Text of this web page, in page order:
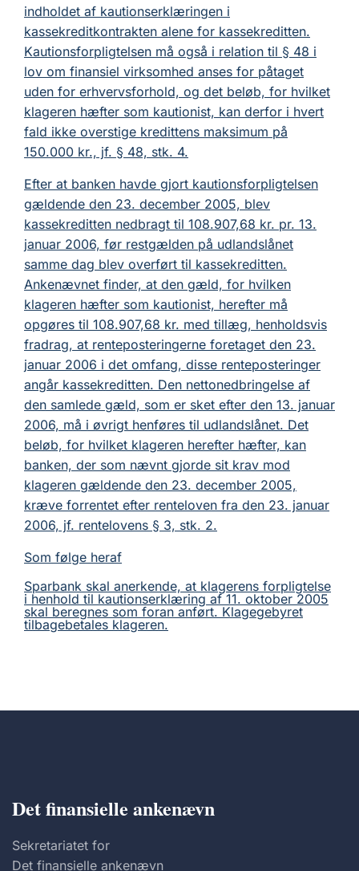
indholdet af kautionserklæringen i
kassekreditkontrakten alene for kassekreditten.
Kautionsforpligtelsen må også i relation til § 48 i
lov om finansiel virksomhed anses for påtaget
uden for erhvervsforhold, og det beløb, for hvilket
klageren hæfter som kautionist, kan derfor i hvert
fald ikke overstige kredittens maksimum på
150.000 kr., jf. § 48, stk. 4.
Efter at banken havde gjort kautionsforpligtelsen
gældende den 23. december 2005, blev
kassekreditten nedbragt til 108.907,68 kr. pr. 13.
januar 2006, før restgælden på udlandslånet
samme dag blev overført til kassekreditten.
Ankenævnet finder, at den gæld, for hvilken
klageren hæfter som kautionist, herefter må
opgøres til 108.907,68 kr. med tillæg, henholdsvis
fradrag, at renteposteringerne foretaget den 23.
januar 2006 i det omfang, disse renteposteringer
angår kassekreditten. Den nettonedbringelse af
den samlede gæld, som er sket efter den 13. januar
2006, må i øvrigt henføres til udlandslånet. Det
beløb, for hvilket klageren herefter hæfter, kan
banken, der som nævnt gjorde sit krav mod
klageren gældende den 23. december 2005,
kræve forrentet efter renteloven fra den 23. januar
2006, jf. rentelovens § 3, stk. 2.
Som følge heraf
Sparbank skal anerkende, at klagerens forpligtelse
i henhold til kautionserklæring af 11. oktober 2005
skal beregnes som foran anført. Klagegebyret
tilbagebetales klageren.
Det finansielle ankenævn
Sekretariatet for
Det finansielle ankenævn